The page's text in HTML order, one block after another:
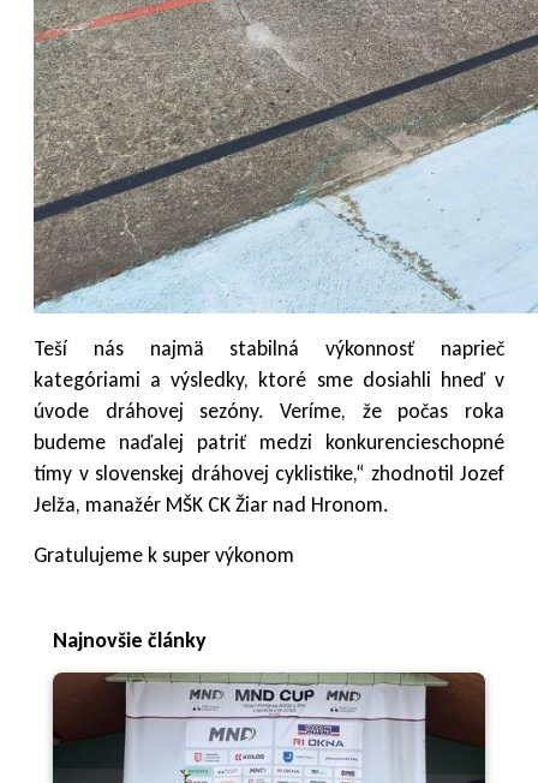
Teší nás najmä stabilná výkonnosť naprieč
kategóriami a výsledky, ktoré sme dosiahli hneď v
úvode dráhovej sezóny. Veríme, že počas roka
budeme naďalej patriť medzi konkurencieschopné
tímy v slovenskej dráhovej cyklistike,“ zhodnotil Jozef
Jelža, manažér MŠK CK Žiar nad Hronom.
Gratulujeme k super výkonom
Najnovšie články